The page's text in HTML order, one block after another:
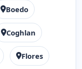
Boedo
Coghlan
Flores